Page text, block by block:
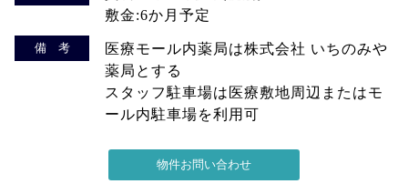
敷金:6か月予定
備 考
医療モール内薬局は株式会社 いちのみや
薬局とする
スタッフ駐車場は医療敷地周辺またはモ
ール内駐車場を利用可